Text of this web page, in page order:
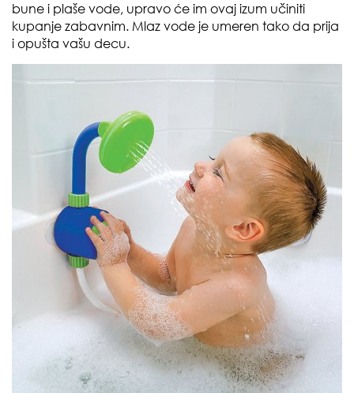
bune i plaše vode, upravo će im ovaj izum učiniti
kupanje zabavnim. Mlaz vode je umeren tako da prija
i opušta vašu decu.